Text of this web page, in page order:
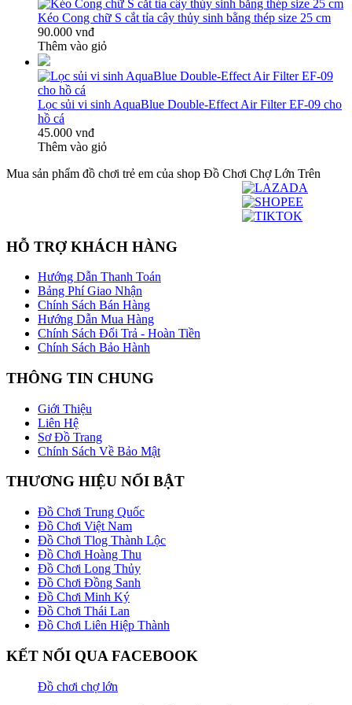
Kéo Cong chữ S cắt tỉa cây thủy sinh bằng thép size 25 cm
90.000 vnđ
Thêm vào giỏ
Lọc sủi vi sinh AquaBlue Double-Effect Air Filter EF-09 cho
hồ cá
45.000 vnđ
Thêm vào giỏ
Mua sản phẩm đồ chơi trẻ em của shop Đồ Chơi Chợ Lớn Trên
HỖ TRỢ KHÁCH HÀNG
Hướng Dẫn Thanh Toán
Bảng Phí Giao Nhận
Chính Sách Bán Hàng
Hướng Dẫn Mua Hàng
Chính Sách Đổi Trả - Hoàn Tiền
Chính Sách Bảo Hành
THÔNG TIN CHUNG
Giới Thiệu
Liên Hệ
Sơ Đồ Trang
Chính Sách Về Bảo Mật
THƯƠNG HIỆU NỔI BẬT
Đồ Chơi Trung Quốc
Đồ Chơi Việt Nam
Đồ Chơi Tlog Thành Lộc
Đồ Chơi Hoàng Thu
Đồ Chơi Long Thủy
Đồ Chơi Đồng Sanh
Đồ Chơi Minh Ký
Đồ Chơi Thái Lan
Đồ Chơi Liên Hiệp Thành
KẾT NỐI QUA FACEBOOK
Đồ chơi chợ lớn